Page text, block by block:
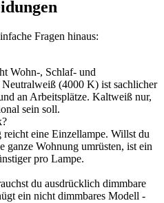
Fragen hinaus:
Wohn-, Schlaf- und
(4000 K) ist sachlicher
an Arbeitsplätze. Kaltweiß nur,
sein soll.
reicht eine Einzellampe. Willst du
ganze Wohnung umrüsten, ist ein
pro Lampe.
du ausdrücklich dimmbare
ein nicht dimmbares Modell -